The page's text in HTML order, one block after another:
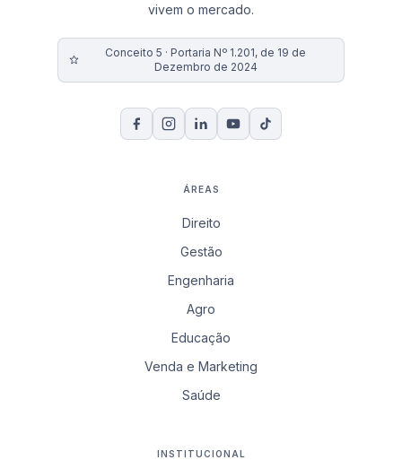
vivem o mercado.
Conceito 5 · Portaria Nº 1.201, de 19 de
Dezembro de 2024
ÁREAS
Direito
Gestão
Engenharia
Agro
Educação
Venda e Marketing
Saúde
INSTITUCIONAL